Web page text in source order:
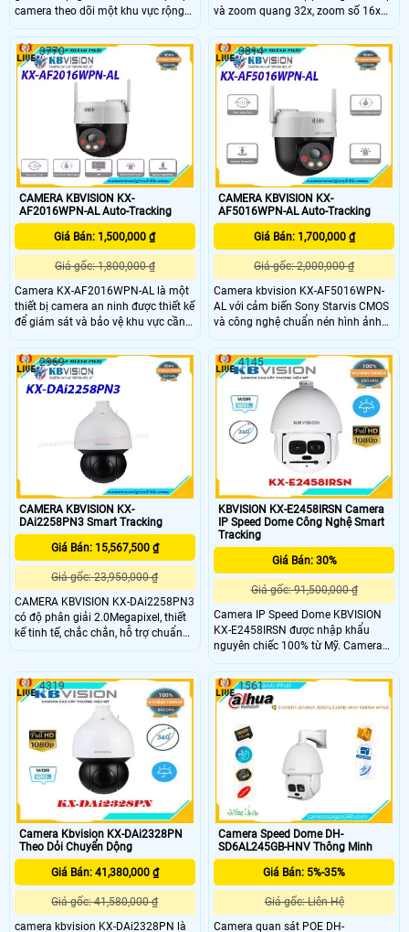
camera theo dõi một khu vực rộng
lớn và giám sát toàn bộ tầm nhìn
cần thiết đảm bảo không bỏ sót bất
kỳ chi tiết nào. Camera này được
trang bị tính năng chống ngược
và tối trong một cảnh quan cho
phép bạn nhìn rõ ràng các đối tượng
ngay cả trong điều kiện ánh sáng
khó khăn, đảm bảo nhận dạng
chính xác và chi tiết
và zoom quang 32x, zoom số 16x
cho phép người dùng quan sát chi
tiết từng góc nhìn với khoảng cách
xa. Camera KBVISION KX-
DAI2328PN2 hỗ trợ cân bằng ánh
sáng, tự động lấy nét, chức năng
Day/Night(ICR) cảm biến ngày/đêm,
giúp cho hình ảnh luôn sắc nét dù ở
điều kiện ánh sáng thay đổi
CAMERA KBVISION KX-
AF2016WPN-AL Auto-Tracking
Giá Bán: 1,500,000 ₫
Giá gốc: 1,800,000 ₫
Camera KX-AF2016WPN-AL là một
thiết bị camera an ninh được thiết kế
để giám sát và bảo vệ khu vực cần
được quan sát. KX-AF2016WPN-AL
được trang bị với các tính năng
nâng cao như cảm biến chuyển
động, hồng ngoại và chống ngược
sáng giúp cải thiện khả năng quan
sát vào ban đêm hoặc trong môi
trường ánh sáng yếu.
3770
CAMERA KBVISION KX-
AF5016WPN-AL Auto-Tracking
Giá Bán: 1,700,000 ₫
Giá gốc: 2,000,000 ₫
Camera kbvision KX-AF5016WPN-
AL với cảm biến Sony Starvis CMOS
và công nghệ chuẩn nén hình ảnh
H265+ giúp hình ảnh được chi tiết
sắc nét và sống động . Camera
được hỗ trợ đèn Led trợ sáng thông
minh đến 30m và chuẩn chống bụi,
nước IP66 thích hợp để gắn trong
nhà hoặc ngoài trời.
3814
CAMERA KBVISION KX-
DAi2258PN3 Smart Tracking
Giá Bán: 15,567,500 ₫
Giá gốc: 23,950,000 ₫
CAMERA KBVISION KX-DAi2258PN3
có độ phân giải 2.0Megapixel, thiết
kế tinh tế, chắc chắn, hỗ trợ chuẩn
chống nước và bụi IP67. CAMERA
cho các dự án với quy mô lớn như
khu công nghiệp, nhà máy, trường
học, bệnh viện, ngân hàng, kho bãi…
2969
KBVISION KX-E2458IRSN Camera
IP Speed Dome Công Nghệ Smart
Tracking
Giá Bán: 30%
Giá gốc: 91,500,000 ₫
Camera IP Speed Dome KBVISION
KX-E2458IRSN được nhập khẩu
nguyên chiếc 100% từ Mỹ. Camera
hồng ngoại độ phân giải 2.0
Megapixel hình ảnh HD siêu nét, hỗ
trợ chống ngược sáng, khả năng
chống nước và bụi IP67
4145
Camera Kbvision KX-DAi2328PN
Theo Dỏi Chuyển Dộng
Giá Bán: 41,380,000 ₫
Giá gốc: 41,580,000 ₫
camera kbvision KX-DAi2328PN là
4319
Camera Speed Dome DH-
SD6AL245GB-HNV Thông Minh
Giá Bán: 5%-35%
Giá gốc: Liên Hệ
Camera quan sát POE DH-
1561